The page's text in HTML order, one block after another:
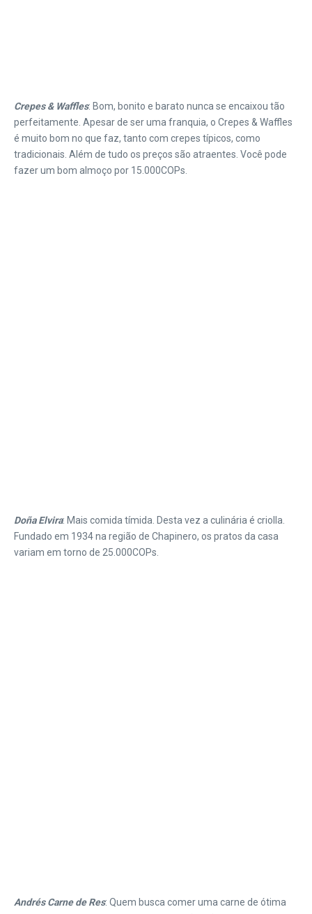
Crepes & Waffles: Bom, bonito e barato nunca se encaixou tão
perfeitamente. Apesar de ser uma franquia, o Crepes & Waffles
é muito bom no que faz, tanto com crepes típicos, como
tradicionais. Além de tudo os preços são atraentes. Você pode
fazer um bom almoço por 15.000COPs.
Doña Elvira: Mais comida tímida. Desta vez a culinária é criolla.
Fundado em 1934 na região de Chapinero, os pratos da casa
variam em torno de 25.000COPs.
Andrés Carne de Res: Quem busca comer uma carne de ótima